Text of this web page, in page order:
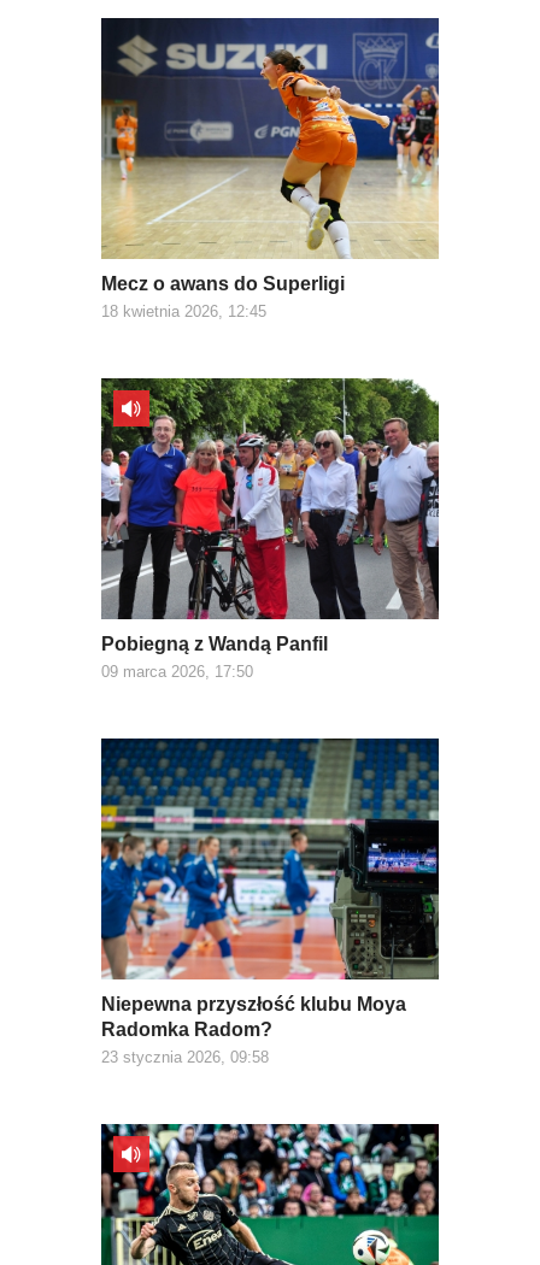
Mecz o awans do Superligi
18 kwietnia 2026, 12:45
Pobiegną z Wandą Panfil
09 marca 2026, 17:50
Niepewna przyszłość klubu Moya
Radomka Radom?
23 stycznia 2026, 09:58